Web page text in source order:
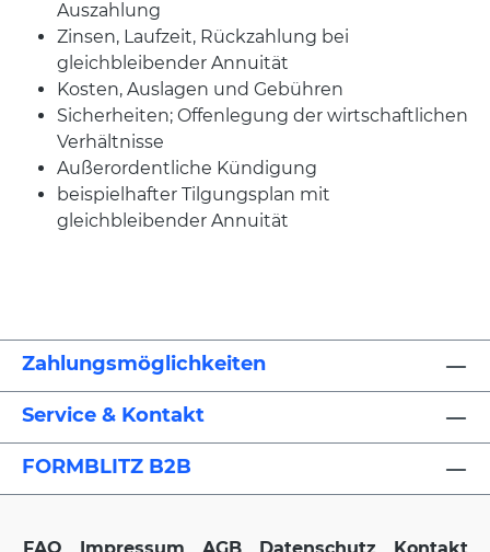
Auszahlung
Zinsen, Laufzeit, Rückzahlung bei
gleichbleibender Annuität
Kosten, Auslagen und Gebühren
Sicherheiten; Offenlegung der wirtschaftlichen
Verhältnisse
Außerordentliche Kündigung
beispielhafter Tilgungsplan mit
gleichbleibender Annuität
Zahlungsmöglichkeiten
Service & Kontakt
FORMBLITZ B2B